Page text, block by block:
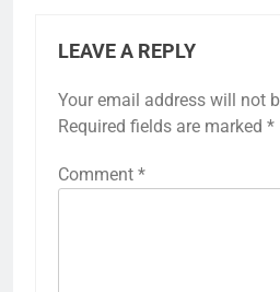
LEAVE A REPLY
Your email address will not
Required fields are marked *
Comment *